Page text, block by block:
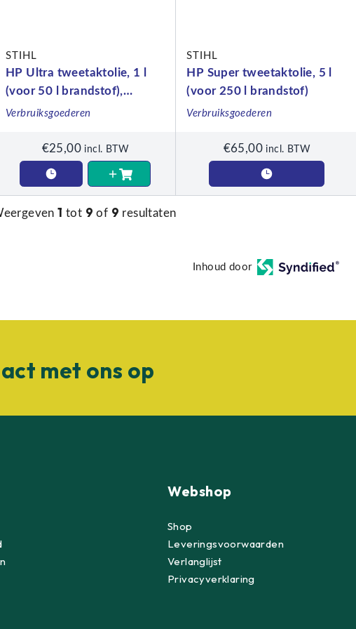
STIHL
HP Ultra tweetaktolie, 1 l
(voor 50 l brandstof),
doseerfles
Verbruiksgoederen
€25,00 incl. BTW
STIHL
HP Super tweetaktolie, 5 l
(voor 250 l brandstof)
Verbruiksgoederen
€65,00 incl. BTW
1 tot 9 of 9 resultaten
Inhoud door
met ons op
Webshop
Shop
Leveringsvoorwaarden
Verlanglijst
Privacyverklaring